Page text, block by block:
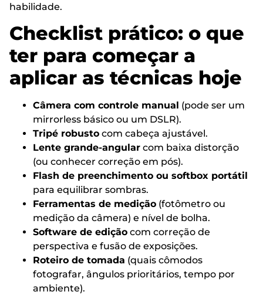
habilidade.
Checklist prático: o que
ter para começar a
aplicar as técnicas hoje
Câmera com controle manual (pode ser um
mirrorless básico ou um DSLR).
Tripé robusto com cabeça ajustável.
Lente grande-angular com baixa distorção
(ou conhecer correção em pós).
Flash de preenchimento ou softbox portátil
para equilibrar sombras.
Ferramentas de medição (fotômetro ou
medição da câmera) e nível de bolha.
Software de edição com correção de
perspectiva e fusão de exposições.
Roteiro de tomada (quais cômodos
fotografar, ângulos prioritários, tempo por
ambiente).